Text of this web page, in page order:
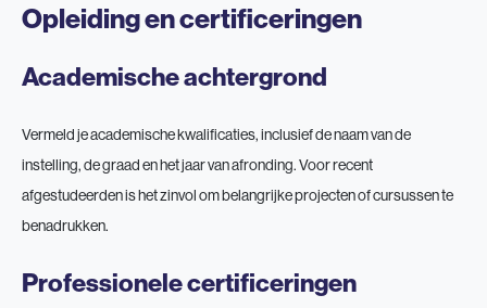
Opleiding en certificeringen
Academische achtergrond
Vermeld je academische kwalificaties, inclusief de naam van de
instelling, de graad en het jaar van afronding. Voor recent
afgestudeerden is het zinvol om belangrijke projecten of cursussen te
benadrukken.
Professionele certificeringen